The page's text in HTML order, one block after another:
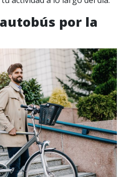
por la